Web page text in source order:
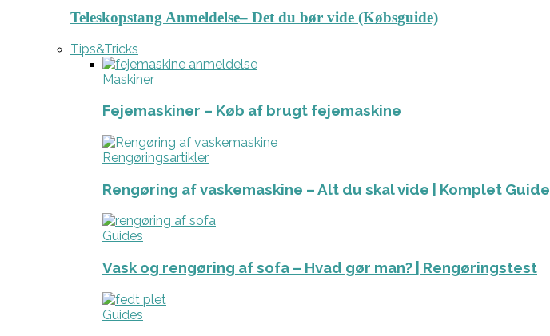
Teleskopstang Anmeldelse– Det du bør vide (Købsguide)
Tips&Tricks
Maskiner
Fejemaskiner – Køb af brugt fejemaskine
Rengøringsartikler
Rengøring af vaskemaskine – Alt du skal vide | Komplet Guide
Guides
Vask og rengøring af sofa – Hvad gør man? | Rengøringstest
Guides